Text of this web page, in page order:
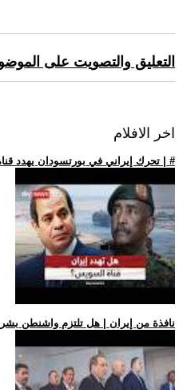
التعليق والتصويت على
اخر الافلام
.. تحرك إيراني في بورتسودان يهدد قناة السويس.. ما التفاصيل؟ | #
.. نافذة من إيران | هل تلتزم واشنطن